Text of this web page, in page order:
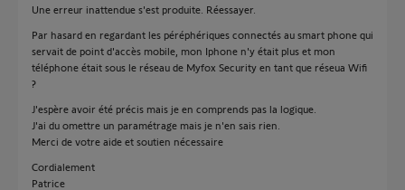
Une erreur inattendue s'est produite. Réessayer.
Par hasard en regardant les péréphériques connectés au smart phone qui
servait de point d'accès mobile, mon Iphone n'y était plus et mon
téléphone était sous le réseau de Myfox Security en tant que réseua Wifi
?
J'espère avoir été précis mais je en comprends pas la logique.
J'ai du omettre un paramétrage mais je n'en sais rien.
Merci de votre aide et soutien nécessaire
Cordialement
Patrice